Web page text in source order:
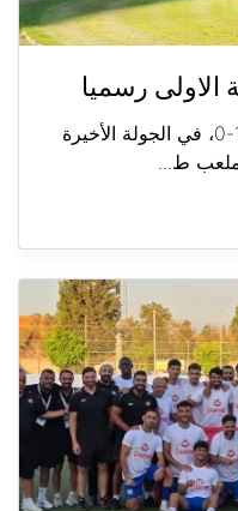
الاولى رسميا
فوز طرابلس على السلام زغرتا 1-0، في الجولة الأخيرة
ط...